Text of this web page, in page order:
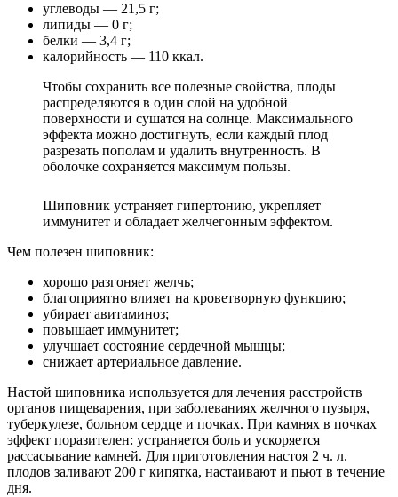
углеводы — 21,5 г;
липиды — 0 г;
белки — 3,4 г;
калорийность — 110 ккал.
Чтобы сохранить все полезные свойства, плоды
распределяются в один слой на удобной
поверхности и сушатся на солнце. Максимального
эффекта можно достигнуть, если каждый плод
разрезать пополам и удалить внутренность. В
оболочке сохраняется максимум пользы.
Шиповник устраняет гипертонию, укрепляет
иммунитет и обладает желчегонным эффектом.
Чем полезен шиповник:
хорошо разгоняет желчь;
благоприятно влияет на кроветворную функцию;
убирает авитаминоз;
повышает иммунитет;
улучшает состояние сердечной мышцы;
снижает артериальное давление.
Настой шиповника используется для лечения расстройств
органов пищеварения, при заболеваниях желчного пузыря,
туберкулезе, больном сердце и почках. При камнях в почках
эффект поразителен: устраняется боль и ускоряется
рассасывание камней. Для приготовления настоя 2 ч. л.
плодов заливают 200 г кипятка, настаивают и пьют в течение
дня.